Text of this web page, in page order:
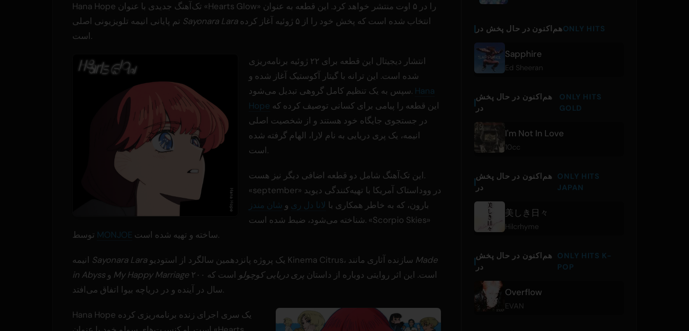
Hana Hope تک‌آهنگ جدیدی با عنوان «Hearts Glow» را در ۵ اوت منتشر خواهد کرد. این قطعه به عنوان
Sayonara Lara
است.
انتشار دیجیتال این قطعه برای ۲۲ ژوئیه برنامه‌ریزی
شده است. این ترانه با گیتار آکوستیک آغاز شده و
سپس به یک تنظیم کامل گروهی تبدیل می‌شود. Hana
Hope
در جستجوی جایگاه خود هستند و از شخصیت اصلی
انیمه، یک پری دریایی به نام لارا، الهام گرفته شده
است.
این تک‌آهنگ شامل دو قطعه اضافی دیگر نیز هست.
«september» در ووداستاک آمریکا با تهیه‌کنندگی دیوید
بارون، که به خاطر همکاری با لانا دل ری و شان مندز
شناخته می‌شود، ضبط شده است. «Scorpio Skies»
MONJOE ساخته و تهیه شده است.
Sayonara Lara
Made
in Abyss
My Happy Marriage است. این اثر روایتی دوباره از داستان پری دریایی کوچولو
است که ۲۰۰
سال در آینده و در دریاچه بیوا اتفاق می‌افتد.
Hana Hope یک سری اجرای زنده برنامه‌ریزی کرده
هم‌اکنون در حال پخش درONLY HITS
Sapphire
Ed Sheeran
هم‌اکنون در حال پخش
در
ONLY HITS
GOLD
I'm Not In Love
10cc
هم‌اکنون در حال پخش
در
ONLY HITS
JAPAN
美しき日々
Hilcrhyme
هم‌اکنون در حال پخش
در
ONLY HITS K-
POP
Overflow
EVAN